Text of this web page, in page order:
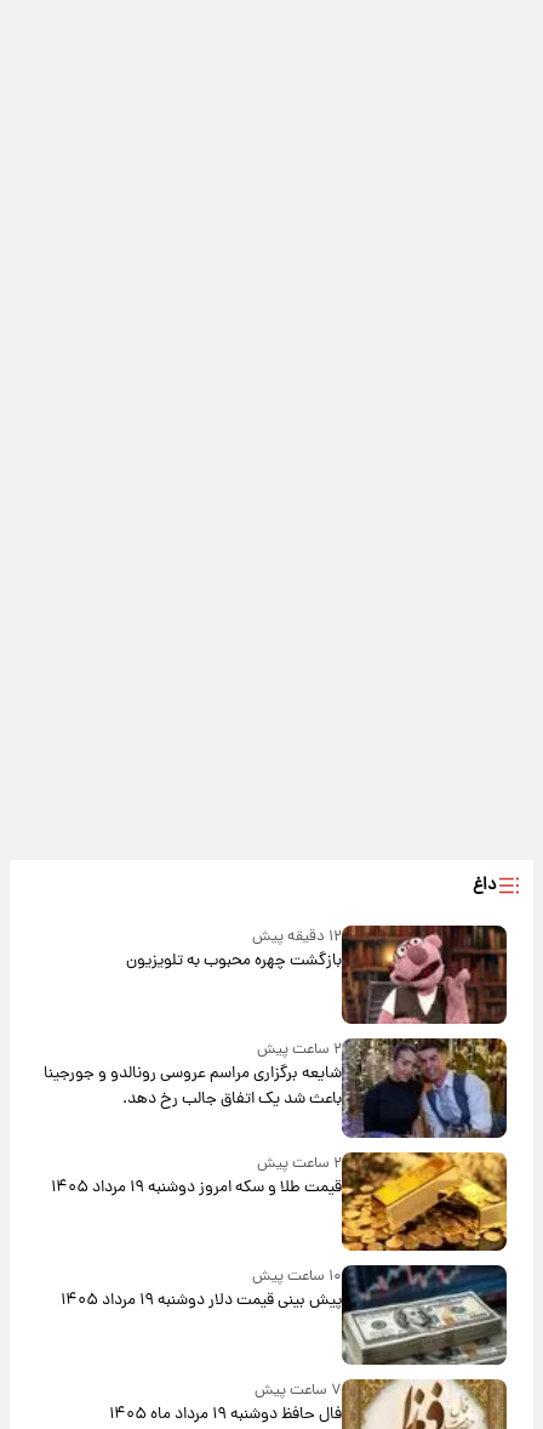
داغ
۱۲ دقیقه پیش
بازگشت چهره محبوب به تلویزیون
۲ ساعت پیش
شایعه برگزاری مراسم عروسی رونالدو و جورجینا
باعث شد یک اتفاق جالب رخ دهد.
۲ ساعت پیش
قیمت طلا و سکه امروز دوشنبه ۱۹ مرداد ۱۴۰۵
۱۰ ساعت پیش
پیش‌ بینی قیمت دلار دوشنبه ۱۹ مرداد ۱۴۰۵
۷ ساعت پیش
فال حافظ دوشنبه ۱۹ مرداد ماه ۱۴۰۵